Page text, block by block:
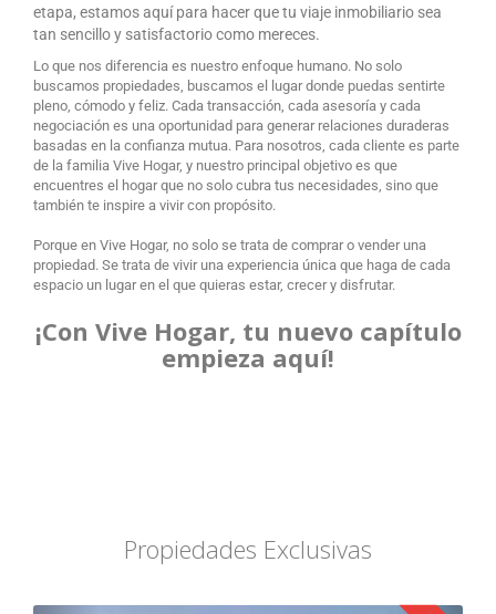
etapa, estamos aquí para hacer que tu viaje inmobiliario sea
tan sencillo y satisfactorio como mereces.
Lo que nos diferencia es nuestro enfoque humano. No solo
buscamos propiedades, buscamos el lugar donde puedas sentirte
pleno, cómodo y feliz. Cada transacción, cada asesoría y cada
negociación es una oportunidad para generar relaciones duraderas
basadas en la confianza mutua. Para nosotros, cada cliente es parte
de la familia Vive Hogar, y nuestro principal objetivo es que
encuentres el hogar que no solo cubra tus necesidades, sino que
también te inspire a vivir con propósito.
Porque en Vive Hogar, no solo se trata de comprar o vender una
propiedad. Se trata de vivir una experiencia única que haga de cada
espacio un lugar en el que quieras estar, crecer y disfrutar.
¡Con Vive Hogar, tu nuevo capítulo
empieza aquí!
Propiedades Exclusivas